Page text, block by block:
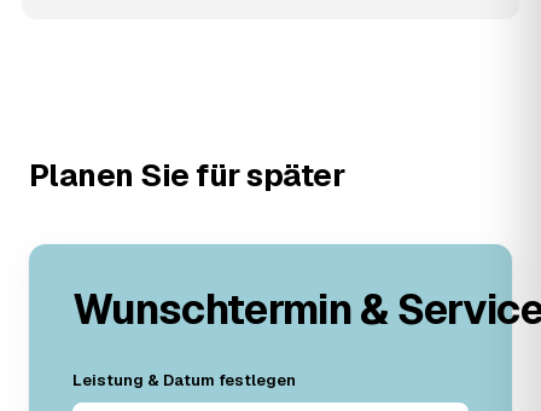
Planen Sie für später
Wunschtermin &
Leistung & Datum festlegen